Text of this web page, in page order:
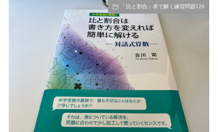
「比と割合」表で解く練習問題120